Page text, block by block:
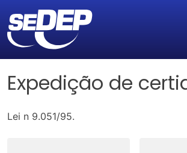
Expedição de
Lei n 9.051/95.